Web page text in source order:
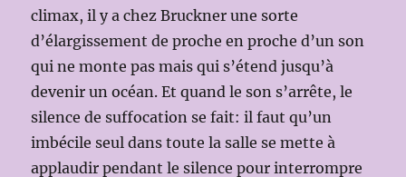
climax, il y a chez Bruckner une sorte
d’élargissement de proche en proche d’un son
qui ne monte pas mais qui s’étend jusqu’à
devenir un océan. Et quand le son s’arrête, le
silence de suffocation se fait: il faut qu’un
imbécile seul dans toute la salle se mette à
applaudir pendant le silence pour interrompre